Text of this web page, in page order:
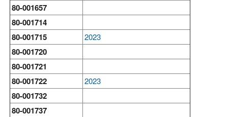
80-001657
80-001714
80-001715
2023
80-001720
80-001721
80-001722
2023
80-001732
80-001737